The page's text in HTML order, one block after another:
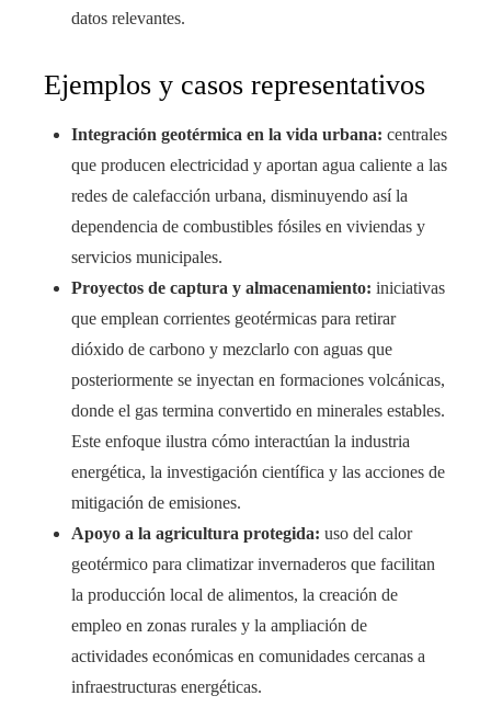
datos relevantes.
Ejemplos y casos representativos
Integración geotérmica en la vida urbana: centrales
que producen electricidad y aportan agua caliente a las
redes de calefacción urbana, disminuyendo así la
dependencia de combustibles fósiles en viviendas y
servicios municipales.
Proyectos de captura y almacenamiento: iniciativas
que emplean corrientes geotérmicas para retirar
dióxido de carbono y mezclarlo con aguas que
posteriormente se inyectan en formaciones volcánicas,
donde el gas termina convertido en minerales estables.
Este enfoque ilustra cómo interactúan la industria
energética, la investigación científica y las acciones de
mitigación de emisiones.
Apoyo a la agricultura protegida: uso del calor
geotérmico para climatizar invernaderos que facilitan
la producción local de alimentos, la creación de
empleo en zonas rurales y la ampliación de
actividades económicas en comunidades cercanas a
infraestructuras energéticas.